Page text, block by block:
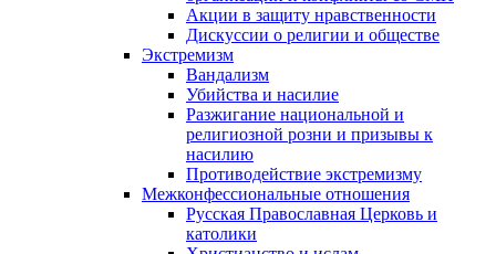
Акции в защиту нравственности
Дискуссии о религии и обществе
Экстремизм
Вандализм
Убийства и насилие
Разжигание национальной и
религиозной розни и призывы к
насилию
Противодействие экстремизму
Межконфессиональные отношения
Русская Православная Церковь и
католики